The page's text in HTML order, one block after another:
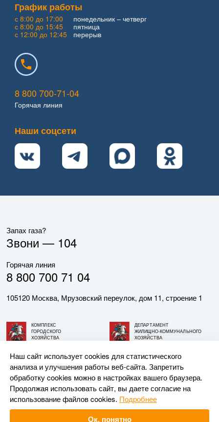
График работы
с 8:00 до 17:00
понедельник – четверг
с 8:00 до 15:45
пятница
с 12:00 до 12:45
перерыв
8 800 700-71-04
Горячая линия
Наши соцсети
Запах газа?
Звони — 104
Горячая линия
8 800 700 71 04
105120 Москва, Мрузовский переулок, дом 11, строение 1
КОМПЛЕКС
ГОРОДСКОГО
ХОЗЯЙСТВА
ДЕПАРТАМЕНТ
ЖИЛИЩНО-КОММУНАЛЬНОГО
ХОЗЯЙСТВА
© АО «МОСГАЗ», 2026. При использовании материалов
ссылка на сайт обязательна.
Разработка и поддержка —Upriver
Наш сайт использует cookies для статистического
анализа и улучшения работы веб-сайта. Запретить
обработку cookies можно в настройках вашего браузера.
Продолжая использовать сайт, вы даете согласие на
использование файлов cookies. Подробнее
Ок, понятно